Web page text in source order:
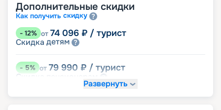
Дополнительные скидки
Как получить скидку
- 12% от 74 096 ₽ / турист
Скидка детям
-5% от 79 990 ₽ / турист
Скидка
именинникамРазвернуть